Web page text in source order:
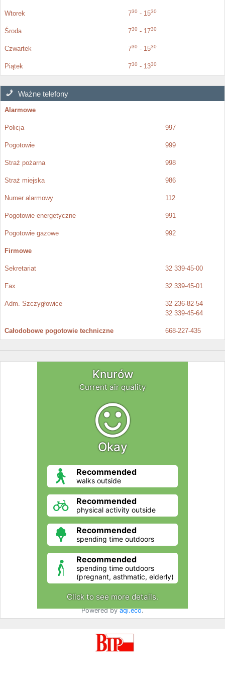
Wtorek 730 - 1530
Środa 730 - 1730
Czwartek 730 - 1530
Piątek 730 - 1330
Ważne telefony
Alarmowe
Policja 997
Pogotowie 999
Straż pożarna 998
Straż miejska 986
Numer alarmowy 112
Pogotowie energetyczne 991
Pogotowie gazowe 992
Firmowe
Sekretariat 32 339-45-00
Fax 32 339-45-01
Adm. Szczygłowice
32 236-82-54
32 339-45-64
Całodobowe pogotowie techniczne 668-227-435